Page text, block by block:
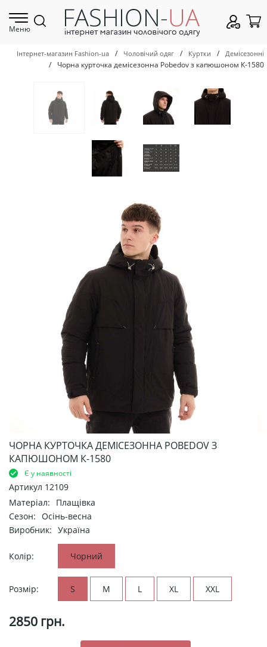
Меню
Інтернет-магазин Fashion-ua / Чоловічий одяг / Куртки / Демісезонні
/ Чорна курточка демісезонна Pobedov з капюшоном К-1580
ЧОРНА КУРТОЧКА ДЕМІСЕЗОННА POBEDOV З
КАПЮШОНОМ К-1580
Є у наявності
Артикул 12109
Матеріал:
Плащівка
Сезон: Осінь-весна
Виробник: Україна
Колір: Чорний
Розмір: S M L XL XXL
2850 грн.